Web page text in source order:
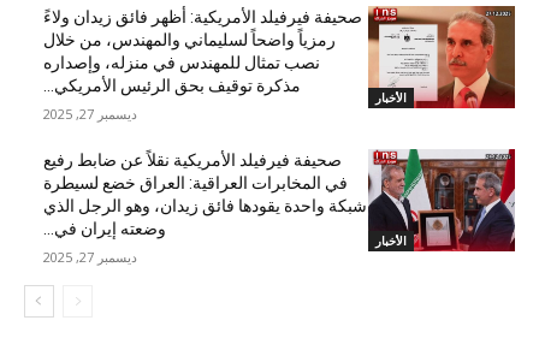
الأخبار
صحيفة فيرفيلد الأمريكية: أظهر فائق زيدان ولاءً
رمزياً واضحاً لسليماني والمهندس، من خلال
نصب تمثال للمهندس في منزله، وإصداره
مذكرة توقيف بحق الرئيس الأمريكي...
ديسمبر 27, 2025
الأخبار
صحيفة فيرفيلد الأمريكية نقلاً عن ضابط رفيع
في المخابرات العراقية: العراق خضع لسيطرة
شبكة واحدة يقودها فائق زيدان، وهو الرجل الذي
وضعته إيران في...
ديسمبر 27, 2025